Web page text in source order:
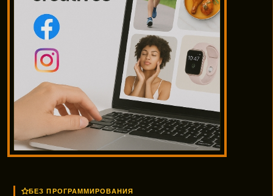
БЕЗ ПРОГРАММИРОВАНИЯ